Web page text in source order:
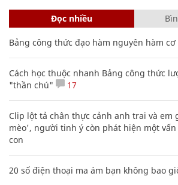
Đọc nhiều
Bảng công thức đạo hàm nguyên hàm
Cách học thuộc nhanh Bảng công thức
"thần chú"
17
Clip lột tả chân thực cảnh anh trai và em
mèo', người tinh ý còn phát hiện một
con
20 số điện thoại ma ám bạn không bao